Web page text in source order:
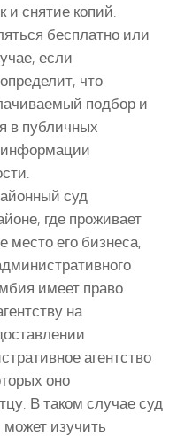
и снятие копий.
бесплатно или
если
что
подбор и
в публичных
информации
суд
где проживает
место его бизнеса,
имеет право
на
агентство
оно
В таком случае суд
может изучить